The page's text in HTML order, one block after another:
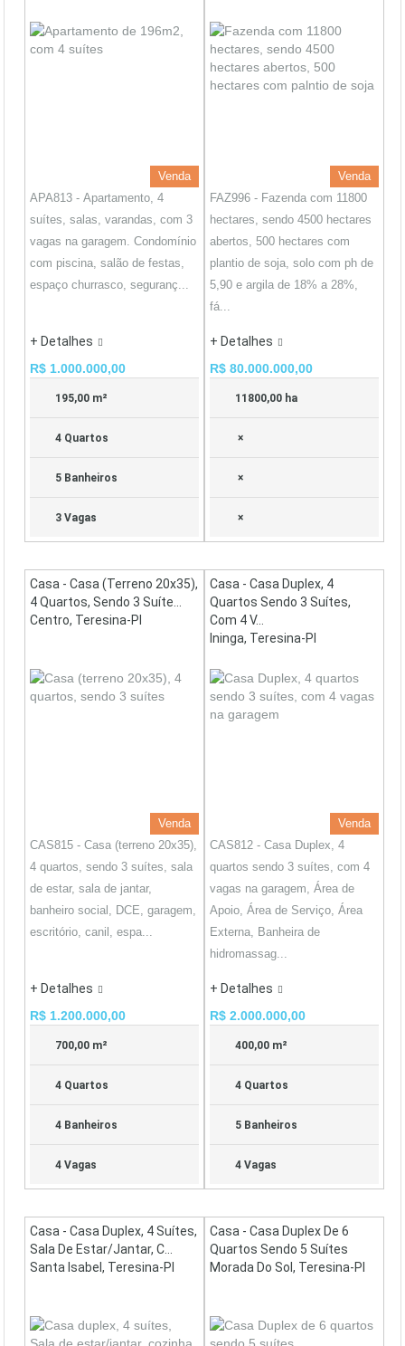
Venda
APA813 - Apartamento, 4
suítes, salas, varandas, com 3
vagas na garagem. Condomínio
com piscina, salão de festas,
espaço churrasco, seguranç...
+ Detalhes
R$ 1.000.000,00
195,00 m²
4 Quartos
5 Banheiros
3 Vagas
Venda
FAZ996 - Fazenda com 11800
hectares, sendo 4500 hectares
abertos, 500 hectares com
plantio de soja, solo com ph de
5,90 e argila de 18% a 28%,
fá...
+ Detalhes
R$ 80.000.000,00
11800,00 ha
×
×
×
Casa - Casa (terreno 20x35),
4 Quartos, Sendo 3 Suíte...
Centro, Teresina-PI
Venda
CAS815 - Casa (terreno 20x35),
4 quartos, sendo 3 suítes, sala
de estar, sala de jantar,
banheiro social, DCE, garagem,
escritório, canil, espa...
+ Detalhes
R$ 1.200.000,00
700,00 m²
4 Quartos
4 Banheiros
4 Vagas
Casa - Casa Duplex, 4
Quartos Sendo 3 Suítes,
Com 4 V...
Ininga, Teresina-PI
Venda
CAS812 - Casa Duplex, 4
quartos sendo 3 suítes, com 4
vagas na garagem, Área de
Apoio, Área de Serviço, Área
Externa, Banheira de
hidromassag...
+ Detalhes
R$ 2.000.000,00
400,00 m²
4 Quartos
5 Banheiros
4 Vagas
Casa - Casa Duplex, 4 Suítes,
Sala De Estar/jantar, C...
Santa Isabel, Teresina-PI
Casa - Casa Duplex De 6
Quartos Sendo 5 Suítes
Morada Do Sol, Teresina-PI